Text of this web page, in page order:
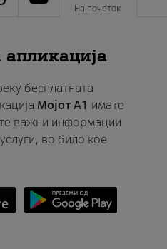
На почеток
бесплатната
Мојот A1 имате
важни информации
во било кое